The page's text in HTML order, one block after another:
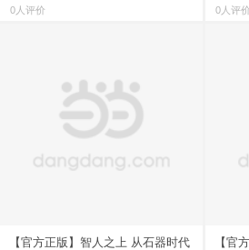
0人评价 0人评价
【官方正版】智人之上 从石器时代
【官